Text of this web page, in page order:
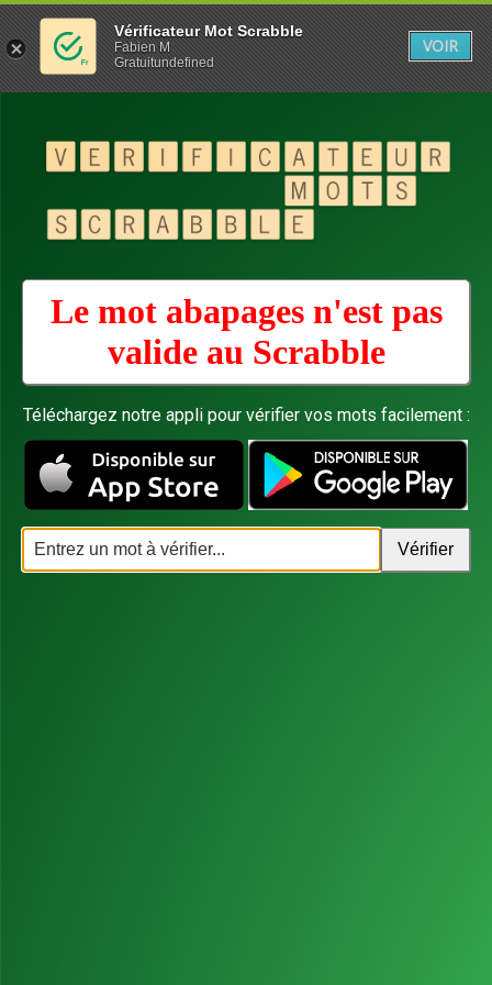
Le mot abapages n'est pas
valide au Scrabble
Téléchargez notre appli pour vérifier vos mots facilement :
Vérificateur Mot Scrabble
Fabien M
Gratuitundefined
VOIR